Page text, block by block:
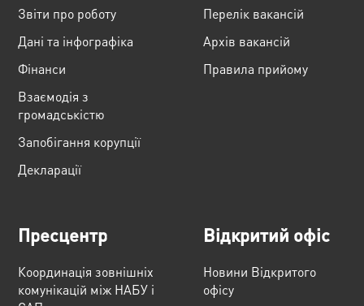
Звіти про роботу
Дані та інфографіка
Фінанси
Взаємодія з
громадськістю
Запобігання корупції
Декларації
Перелік вакансій
Архів вакансій
Правила прийому
Пресцентр
Координація зовнішніх
комунікацій між НАБУ і
Відкритий офіс
Новини Відкритого
офісу